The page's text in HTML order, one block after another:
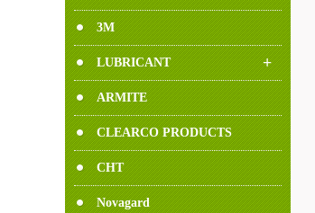
3M
LUBRICANT +
ARMITE
CLEARCO PRODUCTS
CO., INC.
CHT
Novagard